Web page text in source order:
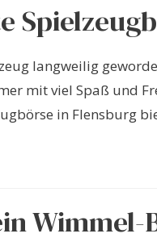
langweilig
mit viel Spaß und
in Flensburg
Wimmel-